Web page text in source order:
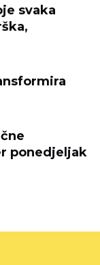
svaka
​​ponedjeljak